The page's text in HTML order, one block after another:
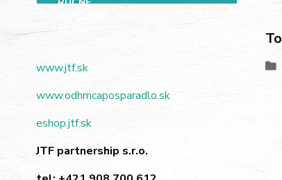
www.jtf.sk
www.odhrncaposparadlo.sk
eshop.jtf.sk
JTF partnership s.r.o.